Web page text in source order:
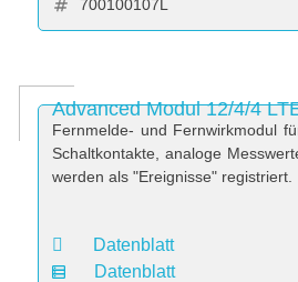
700100107L
Advanced Modul 12/4/4
Fernmelde- und Fernwirkmodul
Schaltkontakte, analoge
werden als "Ereignisse" registriert.
Datenblatt
Datenblatt